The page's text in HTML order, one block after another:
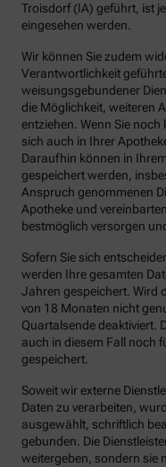
Troisdorf (IA) geführt, ist
eingesehen werden.
Wir können Sie zudem
Verantwortlichkeit
weisungsgebundener
die Möglichkeit, weiteren
entziehen. Wenn Sie
sich auch in Ihrer
Daraufhin können in
gespeichert werden,
Anspruch genommenen
Apotheke und
bestmöglich versorgen
Sofern Sie sich
werden Ihre gesamten
Jahren gespeichert. Wird
von 18 Monaten nicht
Quartalsende deaktiviert.
auch in diesem Fall noch
gespeichert.
Soweit wir externe
Daten zu verarbeiten,
ausgewählt, schriftlich
gebunden. Die
weitergeben, sondern sie